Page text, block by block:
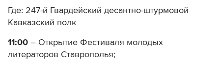
Где: 247-й Гвардейский десантно-штурмовой
Кавказский полк
11:00 – Открытие Фестиваля молодых
литераторов Ставрополья;